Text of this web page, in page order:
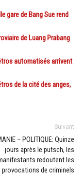
gare de Bang Sue rend
de Luang Prabang
automatisés arrivent
de la cité des anges,
Suivant
– POLITIQUE: Quinze
jours après le putsch, les
redoutent les
provocations de criminels